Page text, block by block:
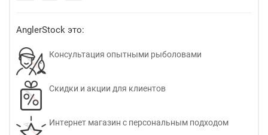
AnglerStock это:
Консультация опытными рыболовами
Скидки и акции для клиентов
Интернет магазин с персональным подходом